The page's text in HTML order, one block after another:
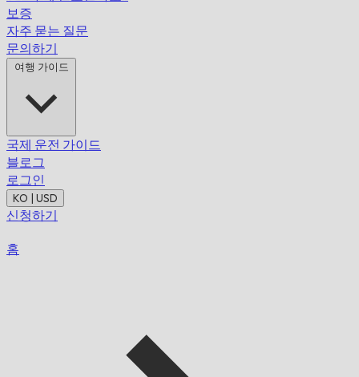
보증
자주 묻는 질문
문의하기
여행 가이드
국제 운전 가이드
블로그
로그인
KO | USD
신청하기
홈